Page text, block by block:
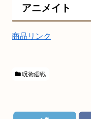
アニメイト
商品リンク
呪術廻戦